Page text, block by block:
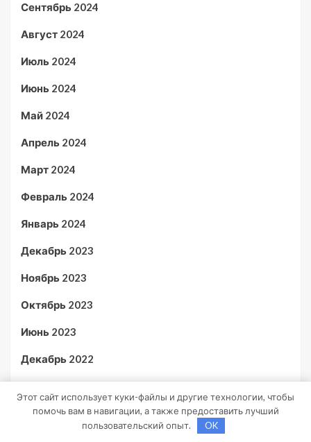
Сентябрь 2024
Август 2024
Июль 2024
Июнь 2024
Май 2024
Апрель 2024
Март 2024
Февраль 2024
Январь 2024
Декабрь 2023
Ноябрь 2023
Октябрь 2023
Июнь 2023
Декабрь 2022
Июль 2021
Июнь 2020
Этот сайт использует куки-файлы и другие технологии, чтобы
помочь вам в навигации, а также предоставить лучший
пользовательский опыт.
OK